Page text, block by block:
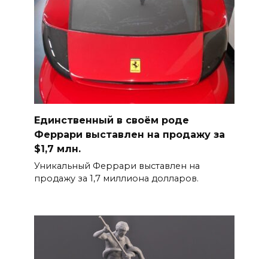
Единственный в своём роде
Феррари выставлен на продажу за
$1,7 млн.
Уникальный Феррари выставлен на
продажу за 1,7 миллиона долларов.